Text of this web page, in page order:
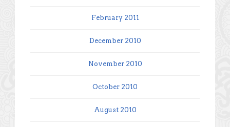
February 2011
December 2010
November 2010
October 2010
August 2010